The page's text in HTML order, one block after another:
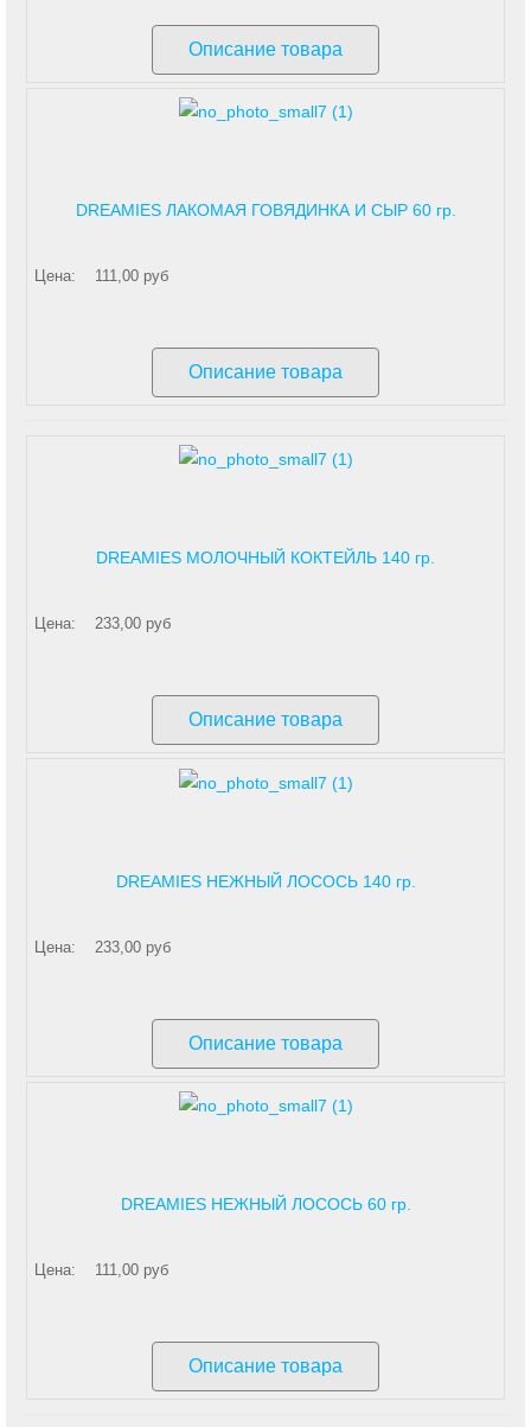
Описание товара
DREAMIES ЛАКОМАЯ ГОВЯДИНКА И СЫР 60 гр.
Цена: 111,00 руб
Описание товара
DREAMIES МОЛОЧНЫЙ КОКТЕЙЛЬ 140 гр.
Цена: 233,00 руб
Описание товара
DREAMIES НЕЖНЫЙ ЛОСОСЬ 140 гр.
Цена: 233,00 руб
Описание товара
DREAMIES НЕЖНЫЙ ЛОСОСЬ 60 гр.
Цена: 111,00 руб
Описание товара